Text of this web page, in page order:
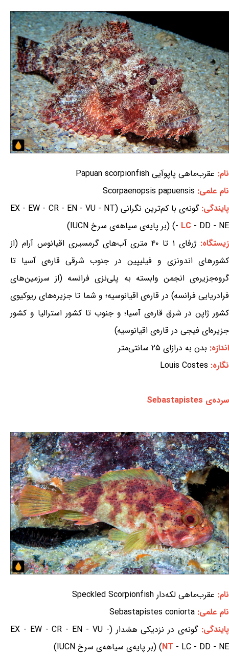
نام: عقرب‌ماهی پاپوآیی Papuan scorpionfish
نام علمی: Scorpaenopsis papuensis
پایندگی:
گونه‌ی با کم‌ترین نگرانی (EX - EW - CR - EN - VU - NT
- LC - DD - NE) (بر پایه‌ی سیاهه‌ی سرخ IUCN)
زیستگاه:
ژرفای ۱ تا ۴۰ متری آب‌های گرمسیری اقیانوس آرام (از
کشورهای اندونزی و فیلیپین در جنوب شرقی قاره‌ی آسیا تا
گروه‌جزیره‌ی انجمن وابسته به پلی‌نزی فرانسه (از سرزمین‌های
فرادریایی فرانسه) در قاره‌ی اقیانوسیه؛ و شما تا جزیره‌های ریوکیوی
کشور ژاپن در شرق قاره‌ی آسیا؛ و جنوب تا کشور استرالیا و کشور
جزیره‌ای فیجی در قاره‌ی اقیانوسیه)
اندازه: بدن به درازای ۲۵ سانتی‌متر
نگاره: Louis Costes
سرده‌ی Sebastapistes
نام: عقرب‌ماهی لکه‌دار Speckled Scorpionfish
نام علمی: Sebastapistes coniorta
پایندگی:گونه‌ی در نزدیکی هشدار (EX - EW - CR - EN - VU -
NT - LC - DD - NE) (بر پایه‌ی سیاهه‌ی سرخ IUCN)